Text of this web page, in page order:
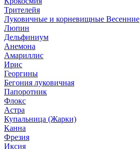
Трителейя
Луковичные и корневищные Весенние
Люпин
Дельфиниум
Анемона
Амариллис
Ирис
Георгины
Бегония луковичная
Папоротник
Флокс
Астра
Купальница (Жарки)
Канна
Фрезия
Иксия